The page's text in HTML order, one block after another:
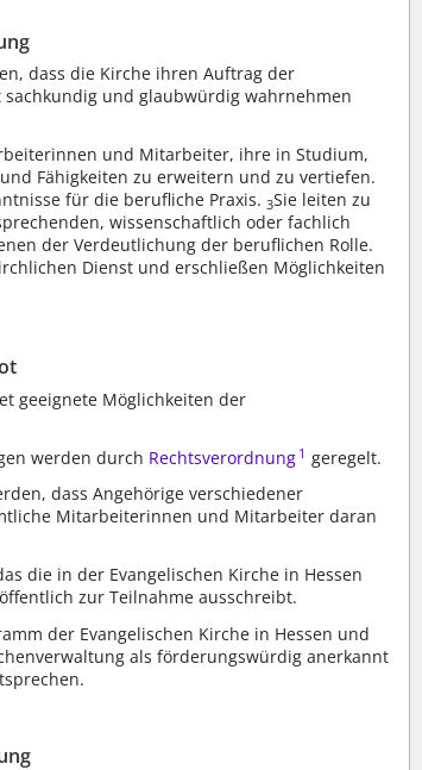
dass die Kirche ihren Auftrag der
und glaubwürdig wahrnehmen
und Mitarbeiter, ihre in Studium,
Fähigkeiten zu erweitern und zu vertiefen.
für die berufliche Praxis.3Sie leiten zu
wissenschaftlich oder fachlich
der Verdeutlichung der beruflichen Rolle.
Dienst und erschließen Möglichkeiten
geeignete Möglichkeiten der
werden durch Rechtsverordnung 1 geregelt.
dass Angehörige verschiedener
Mitarbeiterinnen und Mitarbeiter daran
die in der Evangelischen Kirche in Hessen
zur Teilnahme ausschreibt.
der Evangelischen Kirche in Hessen und
als förderungswürdig anerkannt